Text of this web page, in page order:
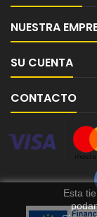
NUESTRA
SU CUENTA
CONTACTO
Esta